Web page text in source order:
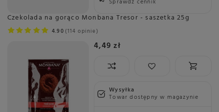
Czekolada na gorąco Monbana Tresor - saszetka 25g
4.90 114 opinie
4,49 zł
Wysyłka
Towar dostępny w magazynie